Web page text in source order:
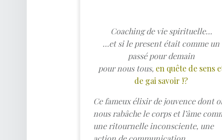
Coaching de vie spirituelle…
…et sile present était comme un
passé pour demain
pour nous tous, en quête de sens
de gai savoir !?
Ce fameux élixir de jouvence dont
nous rabâche le corps et l’âme
une ritournelle inconsciente, une